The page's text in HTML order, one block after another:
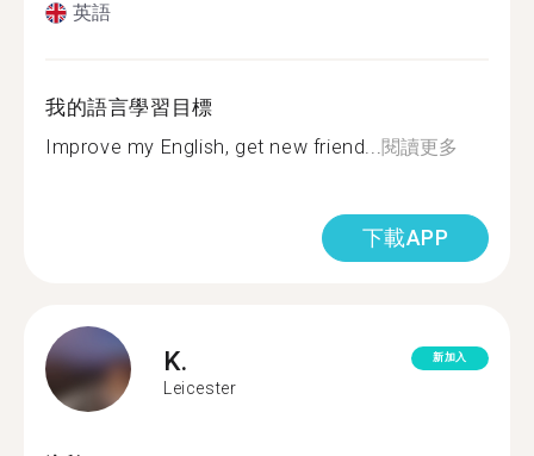
英語
我的語言學習目標
Improve my English, get new friend...閱讀更多
下載APP
K.
Leicester
新加入